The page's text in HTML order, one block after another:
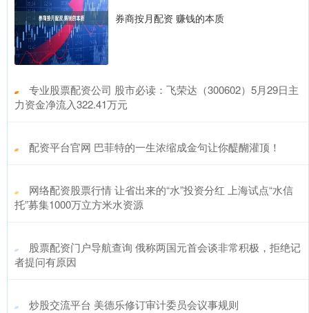
券商按月配资 赚钱的本质
​专业股票配资公司 股市必读：飞荣达（300602）5月29日主
力资金净流入322.41万元
​配资平台官网 巴菲特的一生浓缩成金句让你醍醐灌顶！
​网络配资股票行情 让省出来的“水”投资分红 上海试点“水信
托”募集1000万立方米水资源
​股票配资门户导航查询 俄称两国元首会谈非常积极，拒绝记
者提问有原因
​炒股交流平台 美德乐修订审计委员会议事规则